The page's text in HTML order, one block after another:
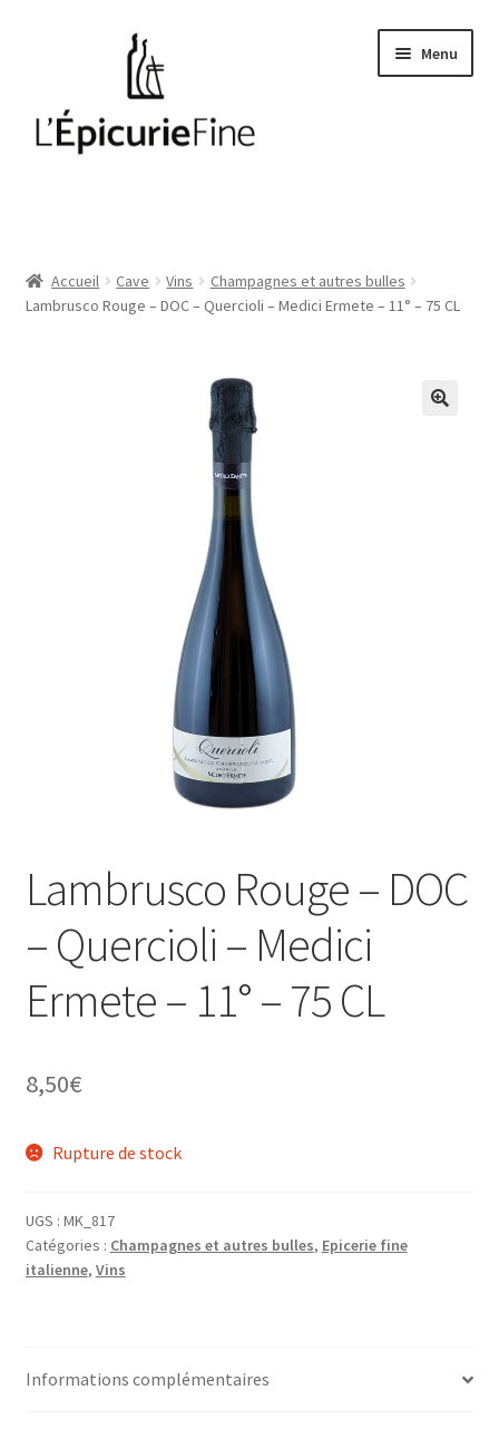
navigation
Menu
Huiles et vinaigres
Accueil Cave Vins
Champagnes et autres bulles
Lambrusco Rouge – DOC – Quercioli – Medici Ermete – 11° – 75 CL
Lambrusco Rouge – DOC
– Quercioli – Medici
Ermete – 11° – 75 CL
8,50€
Rupture de stock
UGS : MK_817
Catégories : Champagnes et autres bulles, Epicerie fine
italienne, Vins
Informations complémentaires